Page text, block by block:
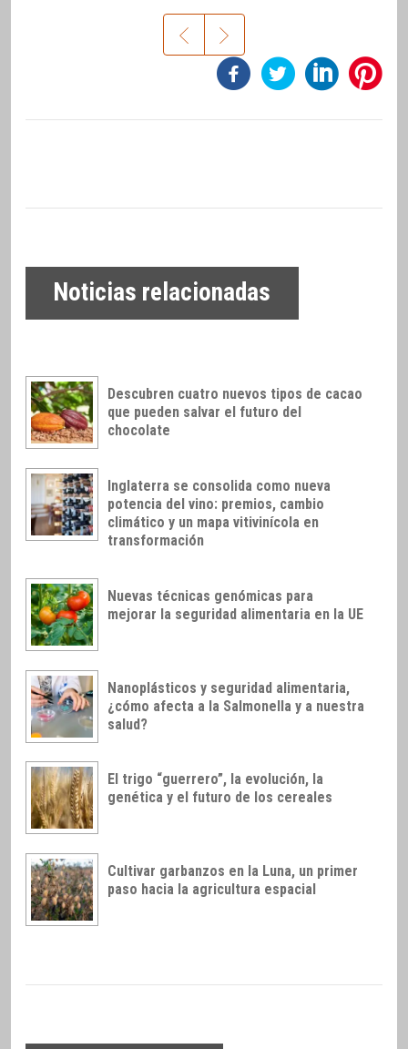
Noticias relacionadas
Descubren cuatro nuevos tipos de cacao
que pueden salvar el futuro del
chocolate
Inglaterra se consolida como nueva
potencia del vino: premios, cambio
climático y un mapa vitivinícola en
transformación
Nuevas técnicas genómicas para
mejorar la seguridad alimentaria en la UE
Nanoplásticos y seguridad alimentaria,
¿cómo afecta a la Salmonella y a nuestra
salud?
El trigo “guerrero”, la evolución, la
genética y el futuro de los cereales
Cultivar garbanzos en la Luna, un primer
paso hacia la agricultura espacial